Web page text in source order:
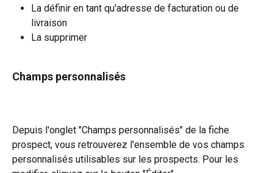
La définir en tant qu'adresse de facturation ou de
livraison
La supprimer
Champs personnalisés
Depuis l'onglet "Champs personnalisés" de la fiche
prospect, vous retrouverez l'ensemble de vos champs
personnalisés utilisables sur les prospects. Pour les